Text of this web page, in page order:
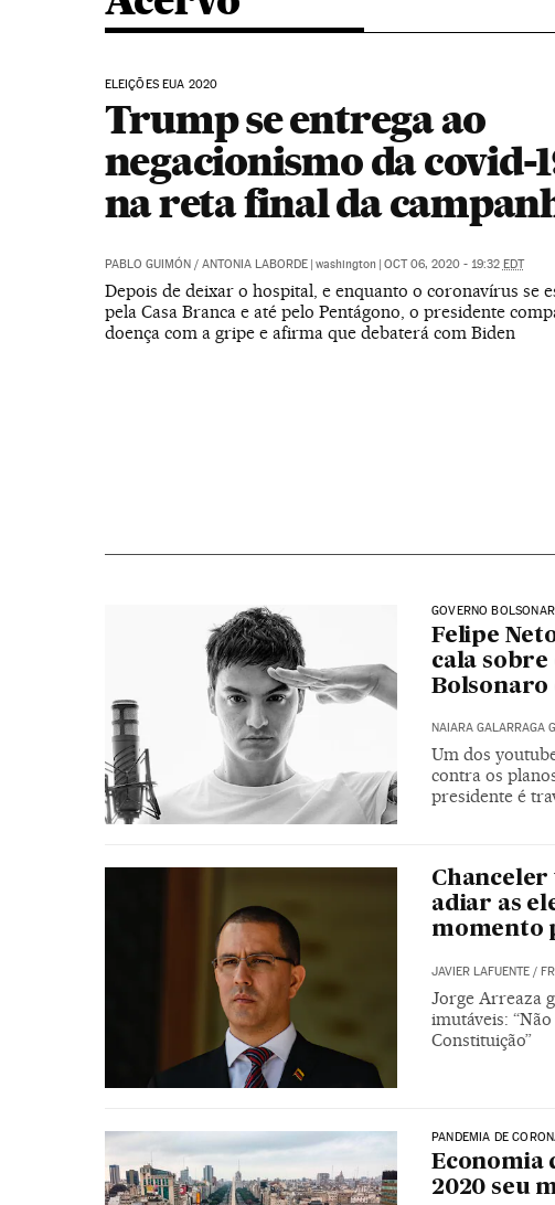
ELEIÇÕES EUA 2020
Trump se entrega ao
negacionismo da covid-
na reta final da
PABLO GUIMÓN/ ANTONIA LABORDE | washington | OCT 06, 2020 - 19:32 EDT
Depois de deixar o hospital, e enquanto o coronavírus se
pela Casa Branca e até pelo Pentágono, o presidente
doença com a gripe e afirma que debaterá com Biden
GOVERNO
Felipe
cala sobre
Bolsonaro
NAIARA GALARRAGA
Um dos
contra os
presidente é
Chanceler
adiar as
momento
JAVIER LAFUENTE/
Jorge Arreaza
imutáveis:
Constituição”
PANDEMIA DE
Economia
2020 seu